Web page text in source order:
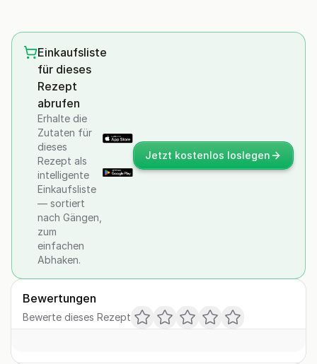
Einkaufsliste
für dieses
Rezept
abrufen
Erhalte die
Zutaten für
dieses
Rezept als
intelligente
Einkaufsliste
— sortiert
nach Gängen,
zum
einfachen
Abhaken.
Jetzt kostenlos loslegen
Bewertungen
Bewerte dieses Rezept